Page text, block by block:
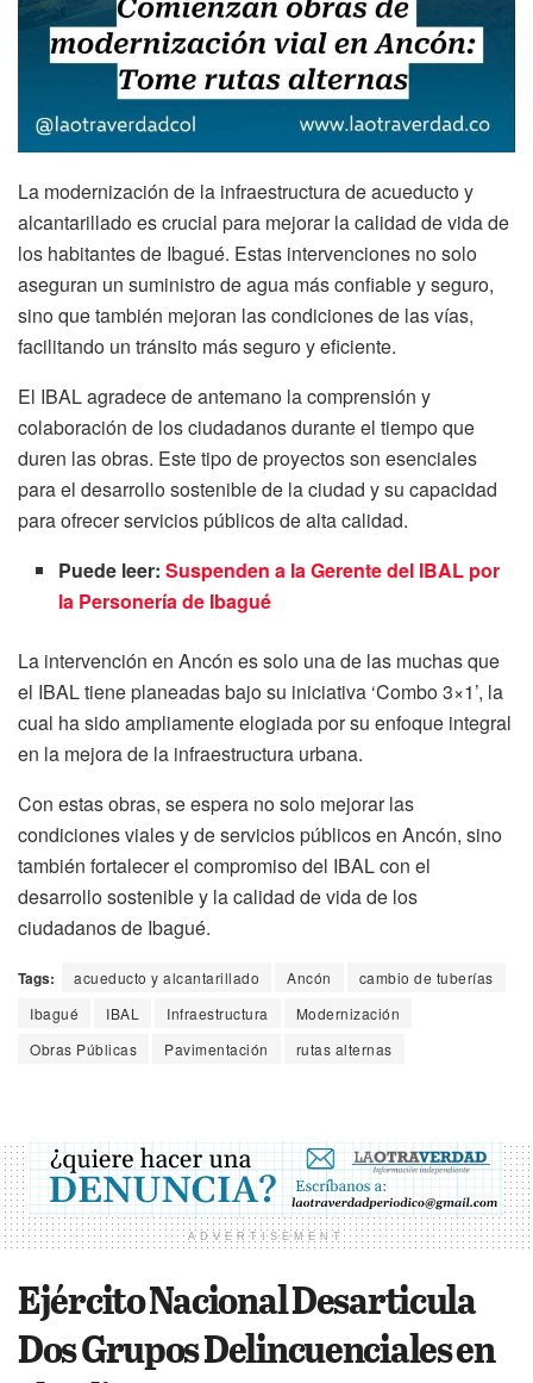
La modernización de la infraestructura de acueducto y
alcantarillado es crucial para mejorar la calidad de vida de
los habitantes de Ibagué. Estas intervenciones no solo
aseguran un suministro de agua más confiable y seguro,
sino que también mejoran las condiciones de las vías,
facilitando un tránsito más seguro y eficiente.
El IBAL agradece de antemano la comprensión y
colaboración de los ciudadanos durante el tiempo que
duren las obras. Este tipo de proyectos son esenciales
para el desarrollo sostenible de la ciudad y su capacidad
para ofrecer servicios públicos de alta calidad.
Puede leer:Suspenden a la Gerente del IBAL por
la Personería de Ibagué
La intervención en Ancón es solo una de las muchas que
el IBAL tiene planeadas bajo su iniciativa ‘Combo 3×1’, la
cual ha sido ampliamente elogiada por su enfoque integral
en la mejora de la infraestructura urbana.
Con estas obras, se espera no solo mejorar las
condiciones viales y de servicios públicos en Ancón, sino
también fortalecer el compromiso del IBAL con el
desarrollo sostenible y la calidad de vida de los
ciudadanos de Ibagué.
Tags: acueducto y alcantarillado Ancón
cambio de tuberías
Ibagué
IBAL Infraestructura
Modernización
Obras Públicas
Pavimentación rutas alternas
ADVERTISEMENT
Ejército Nacional Desarticula
Dos Grupos Delincuenciales en